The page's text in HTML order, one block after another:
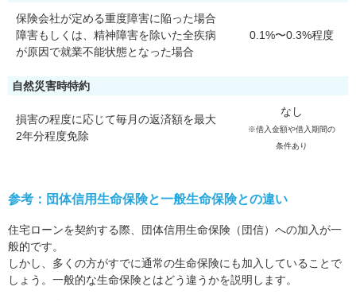
保険会社が定める重度障害に陥った場合
障害もしくは、精神障害を除いた全疾病
が原因で就業不能状態となった場合
0.1%〜0.3%程度
自然災害時特約
損害の程度に応じて毎月の返済額を最大
2年分程度免除
なし
※借入金額や借入期間の
条件あり
参考：団体信用生命保険と一般生命保険との違い
住宅ローンを契約する際、団体信用生命保険（団信）への加入が一
般的です。
しかし、多くの方がすでに通常の生命保険にも加入していることで
しょう。一般的な生命保険とはどう違うかを説明します。